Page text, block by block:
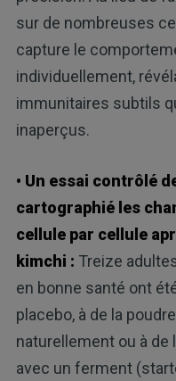
sur de nombreuses
capture le
individuellement,
immunitaires subtils
inaperçus.
• Un essai contrôlé
cartographié les
cellule par cellule
kimchi : Treize
en bonne santé ont
placebo, à de la
naturellement ou à
avec un ferment